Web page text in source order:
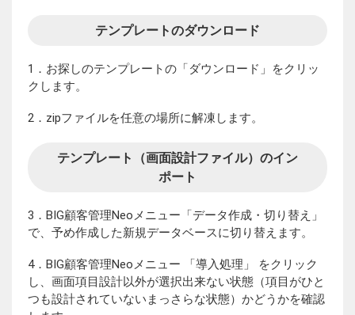
テンプレートのダウンロード
1．お探しのテンプレートの「ダウンロード」をクリッ
クします。
2．zipファイルを任意の場所に解凍します。
テンプレート（画面設計ファイル）のイン
ポート
3．BIG顧客管理Neoメニュー「データ作成・切り替え」
で、予め作成した新規データベースに切り替えます。
4．BIG顧客管理Neoメニュー 「導入処理」 をクリック
し、画面項目設計以外が選択出来ない状態（項目がひと
つも設計されていないまっさらな状態）かどうかを確認